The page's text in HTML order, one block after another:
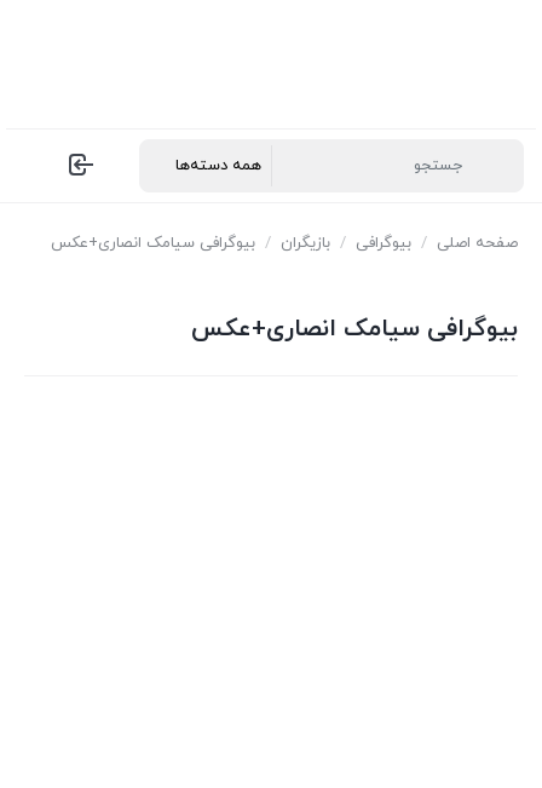
صفحه اصلی / بیوگرافی / بازیگران / بیوگرافی سیامک انصاری+عکس
بیوگرافی سیامک انصاری+عکس